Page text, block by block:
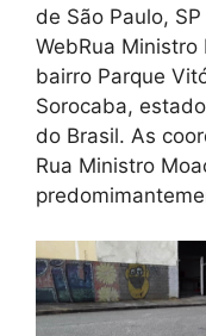
de São Paulo,
WebRua
bairro Parque
Sorocaba,
do Brasil. As
Rua Ministro